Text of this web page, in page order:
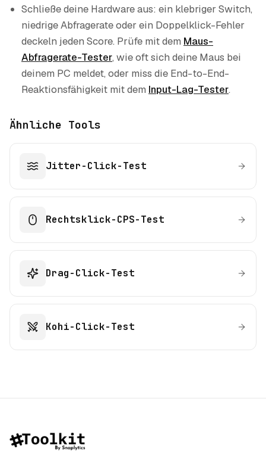
Schließe deine Hardware aus: ein klebriger Switch,
niedrige Abfragerate oder ein Doppelklick-Fehler
deckeln jeden Score. Prüfe mit dem Maus-
Abfragerate-Tester, wie oft sich deine Maus bei
deinem PC meldet, oder miss die End-to-End-
Reaktionsfähigkeit mit dem Input-Lag-Tester.
Ähnliche Tools
Jitter-Click-Test
Rechtsklick-CPS-Test
Drag-Click-Test
Kohi-Click-Test